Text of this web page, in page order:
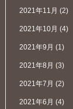
2021年11月 (2)
2021年10月 (4)
2021年9月 (1)
2021年8月 (3)
2021年7月 (2)
2021年6月 (4)